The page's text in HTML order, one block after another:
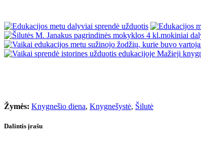
Žymės: Knygnešio diena, Knygnešystė, Šilutė
Dalintis įrašu